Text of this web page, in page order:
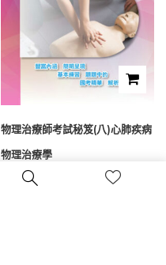
物理治療師考試秘笈(八)心肺疾病
物理治療學
NT$500